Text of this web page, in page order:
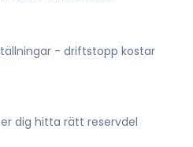
- driftstopp kostar
dig hitta rätt reservdel